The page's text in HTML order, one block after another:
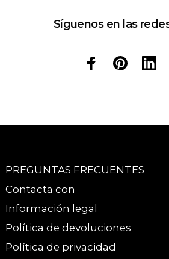
Síguenos en las
PREGUNTAS FRECUENTES
Contacta con
Información legal
Política de devoluciones
Política de privacidad